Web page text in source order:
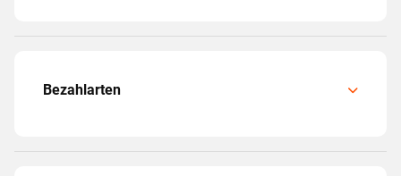
Bezahlarten